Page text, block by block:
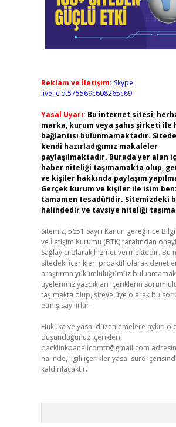
Reklam ve İletişim: Skype:
live:.cid.575569c608265c69
Yasal Uyarı: Bu internet sitesi,
marka, kurum veya şahıs şirketi ile
bağlantısı bulunmamaktadır.
kendi hazırladığımız makaleler
paylaşılmaktadır. Burada yer alan
haber niteliği taşımamakta olup,
ve kişiler hakkında paylaşım
Gerçek kurum ve kişiler ile isim
tamamen tesadüfidir. Sitemizdeki
halindedir ve tavsiye niteliği
Sitemiz, 5651 Sayılı Kanun gereğince
ve İletişim Kurumu (BTK) tarafından
Sağlayıcı olarak hizmet vermektedir. Bu
sitedeki içerikleri proaktif olarak
araştırma yükümlülüğümüz
üyelerimiz yazdıkları içeriklerin
taşımakta olup, siteye üye olarak bu
etmiş sayılırlar.
Hukuka ve yasal düzenlemelere aykırı
düşündüğünüz içerikleri,
backlinkpanelicomtr@gmail.com
halinde, ilgili içerikler yasal süre
kaldırılacaktır.